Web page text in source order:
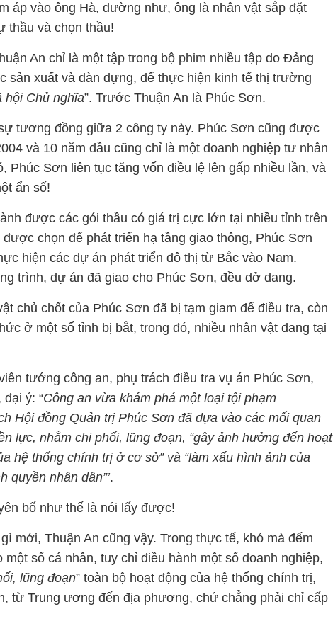
áp vào ông Hà, dường như, ông là nhân vật sắp đặt
thầu và chọn thầu!
An chỉ là một tập trong bộ phim nhiều tập do Đảng
sản xuất và dàn dựng, để thực hiện kinh tế thị trường
hội Chủ nghĩa”. Trước Thuận An là Phúc Sơn.
tương đồng giữa 2 công ty này. Phúc Sơn cũng được
và 10 năm đầu cũng chỉ là một doanh nghiệp tư nhân
Phúc Sơn liên tục tăng vốn điều lệ lên gấp nhiều lần, và
ẩn số!
được các gói thầu có giá trị cực lớn tại nhiều tỉnh trên
chọn để phát triển hạ tầng giao thông, Phúc Sơn
hiện các dự án phát triển đô thị từ Bắc vào Nam.
trình, dự án đã giao cho Phúc Sơn, đều dở dang.
chủ chốt của Phúc Sơn đã bị tạm giam để điều tra, còn
ở một số tỉnh bị bắt, trong đó, nhiều nhân vật đang tại
tướng công an, phụ trách điều tra vụ án Phúc Sơn,
ý: “Công an vừa khám phá một loại tội phạm
Hội đồng Quản trị Phúc Sơn đã dựa vào các mối quan
lực, nhằm chi phối, lũng đoạn, “gây ảnh hưởng đến hoạt
hệ thống chính trị ở cơ sở” và “làm xấu hình ảnh của
quyền nhân dân”’.
bố như thế là nói lấy được!
mới, Thuận An cũng vậy. Trong thực tế, khó mà đếm
một số cá nhân, tuy chỉ điều hành một số doanh nghiệp,
lũng đoạn” toàn bộ hoạt động của hệ thống chính trị,
từ Trung ương đến địa phương, chứ chẳng phải chỉ cấp